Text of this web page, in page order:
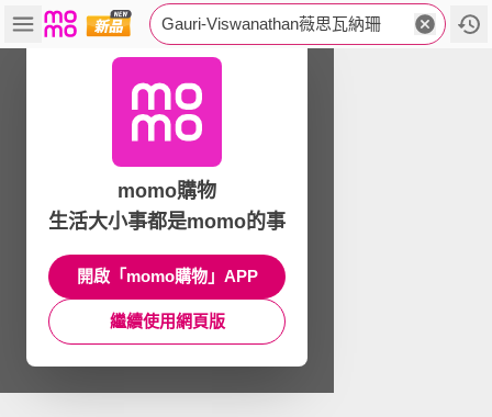
Gauri-Viswanathan薇思瓦納珊
momo購物
生活大小事都是momo的事
開啟「momo購物」APP
繼續使用網頁版